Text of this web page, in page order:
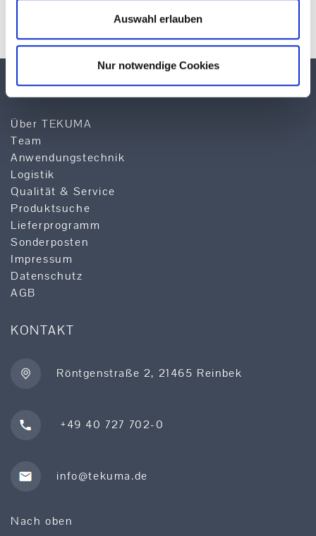
Auswahl erlauben
Nur notwendige Cookies
TEKUMA KUNSTSTOFF GMBH
Über TEKUMA
Team
Anwendungstechnik
Logistik
Qualität & Service
Produktsuche
Lieferprogramm
Sonderposten
Impressum
Datenschutz
AGB
KONTAKT
Röntgenstraße 2, 21465 Reinbek
+49 40 727 702-0
info@tekuma.de
Nach oben